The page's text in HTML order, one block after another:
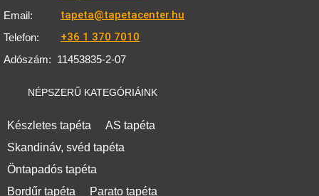
Email: tapeta@tapetacenter.hu
Telefon: +36 1 370 7010
Adószám: 11453835-2-07
NÉPSZERŰ KATEGÓRIÁINK
Készletes tapéta
AS tapéta
Skandináv, svéd tapéta
Öntapadós tapéta
Bordűr tapéta
Parato tapéta